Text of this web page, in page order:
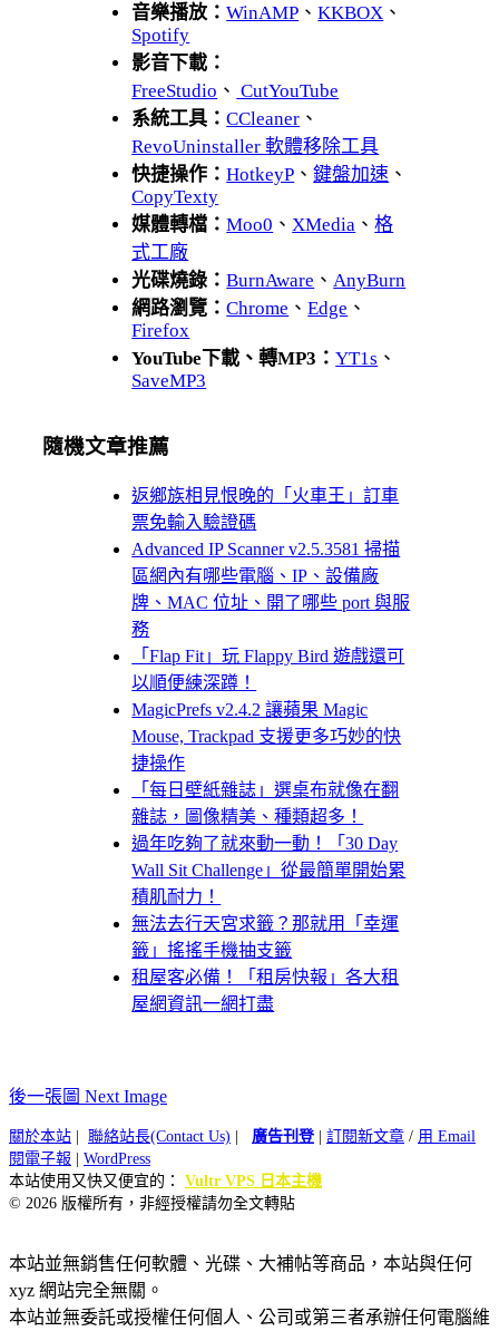
音樂播放：WinAMP 、KKBOX 、
Spotify
影音下載：
FreeStudio 、 CutYouTube
系統工具：CCleaner 、
RevoUninstaller 軟體移除工具
快捷操作：HotkeyP 、鍵盤加速 、
CopyTexty
媒體轉檔：Moo0 、 XMedia 、格
式工廠
光碟燒錄：BurnAware 、 AnyBurn
網路瀏覽：Chrome 、Edge 、
Firefox
YouTube下載、轉MP3：YT1s 、
SaveMP3
隨機文章推薦
返鄉族相見恨晚的「火車王」訂車
票免輸入驗證碼
Advanced IP Scanner v2.5.3581 掃描
區網內有哪些電腦、IP、設備廠
牌、MAC 位址、開了哪些 port 與服
務
「Flap Fit」玩 Flappy Bird 遊戲還可
以順便練深蹲！
MagicPrefs v2.4.2 讓蘋果 Magic
Mouse, Trackpad 支援更多巧妙的快
捷操作
「每日壁紙雜誌」選桌布就像在翻
雜誌，圖像精美、種類超多！
過年吃夠了就來動一動！「30 Day
Wall Sit Challenge」從最簡單開始累
積肌耐力！
無法去行天宮求籤？那就用「幸運
籤」搖搖手機抽支籤
租屋客必備！「租房快報」各大租
屋網資訊一網打盡
後一張圖 Next Image
關於本站 聯絡站長(Contact Us) 廣告刊登| 訂閱新文章 / 用 Email
閱電子報
WordPress
本站使用又快又便宜的： Vultr VPS 日本主機
© 2026 版權所有，非經授權請勿全文轉貼
本站並無銷售任何軟體、光碟、大補帖等商品，本站與任何
xyz 網站完全無關。
本站並無委託或授權任何個人、公司或第三者承辦任何電腦維